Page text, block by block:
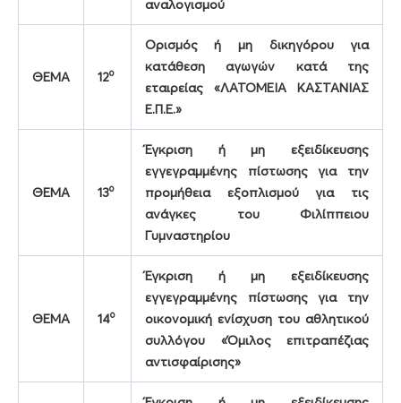
αναλογισμού
ΘΕΜΑ 12ο
Ορισμός ή μη δικηγόρου για
κατάθεση αγωγών κατά της
εταιρείας «ΛΑΤΟΜΕΙΑ ΚΑΣΤΑΝΙΑΣ
Ε.Π.Ε.»
ΘΕΜΑ 13ο
Έγκριση ή μη εξειδίκευσης
εγγεγραμμένης πίστωσης για την
προμήθεια εξοπλισμού για τις
ανάγκες του Φιλίππειου
Γυμναστηρίου
ΘΕΜΑ 14ο
Έγκριση ή μη εξειδίκευσης
εγγεγραμμένης πίστωσης για την
οικονομική ενίσχυση του αθλητικού
συλλόγου «Όμιλος επιτραπέζιας
αντισφαίρισης»